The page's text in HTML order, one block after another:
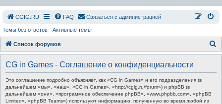
СGIG.RU FAQ Связаться с администрацией
Темы без ответов Активные темы
Список форумов
о
CG in Games - Соглашение о конфиденциальности
Это соглашение подробно объясняет, как «CG in Games» и его подразделения (в
дальнейшем «мы», «наш», «CG in Games», «http://cgig.ru/forum») и phpBB (в
дальнейшем «они», «программное обеспечение phpBB», «www.phpbb.com», «phpBB
Limited», «phpBB Teams») используют информацию, полученную во время любой из